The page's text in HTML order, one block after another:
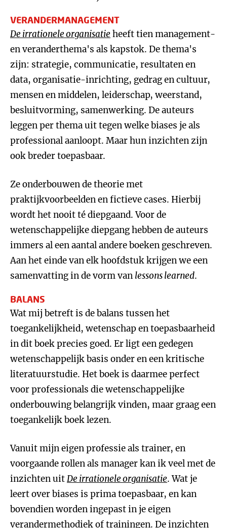
VERANDERMANAGEMENT
De irrationele organisatie heeft tien management-
en veranderthema's als kapstok. De thema's
zijn: strategie, communicatie, resultaten en
data, organisatie-inrichting, gedrag en cultuur,
mensen en middelen, leiderschap, weerstand,
besluitvorming, samenwerking. De auteurs
leggen per thema uit tegen welke biases je als
professional aanloopt. Maar hun inzichten zijn
ook breder toepasbaar.
Ze onderbouwen de theorie met
praktijkvoorbeelden en fictieve cases. Hierbij
wordt het nooit té diepgaand. Voor de
wetenschappelijke diepgang hebben de auteurs
immers al een aantal andere boeken geschreven.
Aan het einde van elk hoofdstuk krijgen we een
samenvatting in de vorm van lessons learned.
BALANS
Wat mij betreft is de balans tussen het
toegankelijkheid, wetenschap en toepasbaarheid
in dit boek precies goed. Er ligt een gedegen
wetenschappelijk basis onder en een kritische
literatuurstudie. Het boek is daarmee perfect
voor professionals die wetenschappelijke
onderbouwing belangrijk vinden, maar graag een
toegankelijk boek lezen.
Vanuit mijn eigen professie als trainer, en
voorgaande rollen als manager kan ik veel met de
inzichten uitDe irrationele organisatie. Wat je
leert over biases is prima toepasbaar, en kan
bovendien worden ingepast in je eigen
verandermethodiek of trainingen. De inzichten